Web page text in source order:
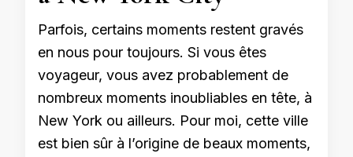
Parfois, certains moments restent gravés
en nous pour toujours. Si vous êtes
voyageur, vous avez probablement de
nombreux moments inoubliables en tête, à
New York ou ailleurs. Pour moi, cette ville
est bien sûr à l’origine de beaux moments,